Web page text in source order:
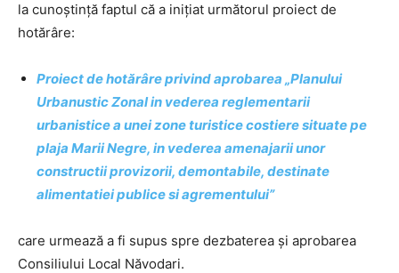
la cunoștință faptul că a inițiat următorul proiect de
hotărâre:
Proiect de hotărâre privind aprobarea „Planului
Urbanustic Zonal in vederea reglementarii
urbanistice a unei zone turistice costiere situate pe
plaja Marii Negre, in vederea amenajarii unor
constructii provizorii, demontabile, destinate
alimentatiei publice si agrementului”
care urmează a fi supus spre dezbaterea și aprobarea
Consiliului Local Năvodari.